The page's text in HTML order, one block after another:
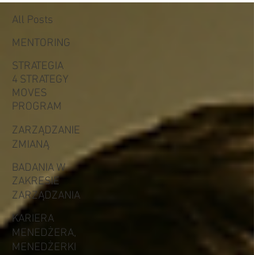
All Posts
MENTORING
STRATEGIA
4 STRATEGY
MOVES
PROGRAM
ZARZĄDZANIE
ZMIANĄ
BADANIA W
ZAKRESIE
ZARZĄDZANIA
KARIERA
MENEDŻERA,
MENEDŻERKI